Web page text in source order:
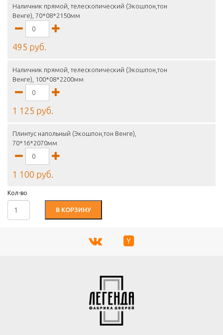
Наличник прямой, телескопический (Экошпон,тон
Венге), 70*08*2150мм
495 руб.
Наличник прямой, телескопический (Экошпон,тон
Венге), 100*08*2200мм
1 125 руб.
Плинтус напольный (Экошпон,тон Венге),
70*16*2070мм
1 100 руб.
Кол-во
В КОРЗИНУ